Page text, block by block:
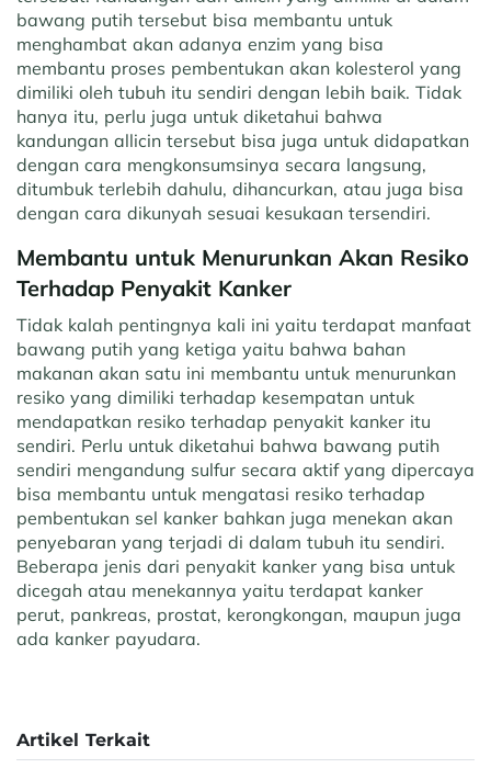
bawang putih tersebut bisa membantu untuk
menghambat akan adanya enzim yang bisa
membantu proses pembentukan akan kolesterol yang
dimiliki oleh tubuh itu sendiri dengan lebih baik. Tidak
hanya itu, perlu juga untuk diketahui bahwa
kandungan allicin tersebut bisa juga untuk didapatkan
dengan cara mengkonsumsinya secara langsung,
ditumbuk terlebih dahulu, dihancurkan, atau juga bisa
dengan cara dikunyah sesuai kesukaan tersendiri.
Membantu untuk Menurunkan Akan Resiko
Terhadap Penyakit Kanker
Tidak kalah pentingnya kali ini yaitu terdapat manfaat
bawang putih yang ketiga yaitu bahwa bahan
makanan akan satu ini membantu untuk menurunkan
resiko yang dimiliki terhadap kesempatan untuk
mendapatkan resiko terhadap penyakit kanker itu
sendiri. Perlu untuk diketahui bahwa bawang putih
sendiri mengandung sulfur secara aktif yang dipercaya
bisa membantu untuk mengatasi resiko terhadap
pembentukan sel kanker bahkan juga menekan akan
penyebaran yang terjadi di dalam tubuh itu sendiri.
Beberapa jenis dari penyakit kanker yang bisa untuk
dicegah atau menekannya yaitu terdapat kanker
perut, pankreas, prostat, kerongkongan, maupun juga
ada kanker payudara.
Artikel Terkait